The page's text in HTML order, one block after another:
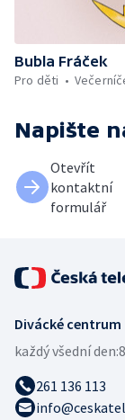
Bubla Fráček
Pro děti
Napište
Otevřít
kontaktní
formulář
Divácké centrum
každý všední den:
261 136 113